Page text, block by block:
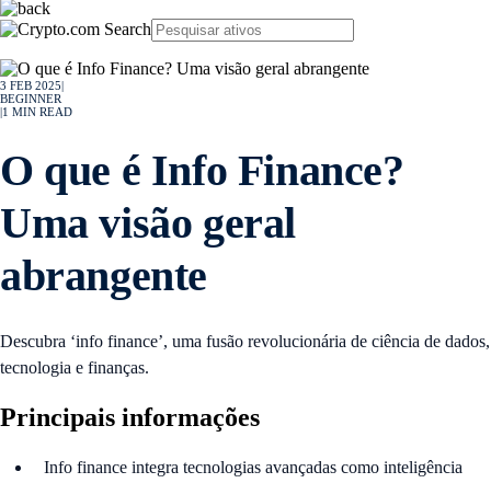
3 FEB 2025
BEGINNER
1 MIN READ
O que é Info Finance?
Uma visão geral
abrangente
Descubra ‘info finance’, uma fusão revolucionária de ciência de dados,
tecnologia e finanças.
Principais informações
Info finance integra tecnologias avançadas como inteligência